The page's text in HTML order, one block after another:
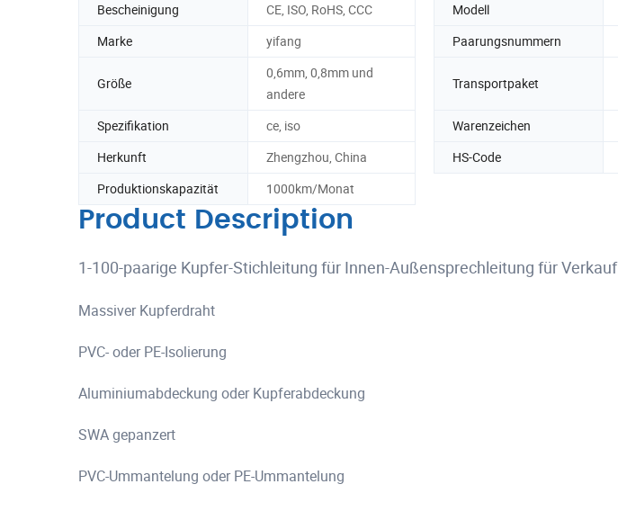
Bescheinigung
CE, ISO, RoHS, CCC Modell
Marke
yifang Paarungsnummern
Größe
0,6mm, 0,8mm und
andere
Transportpaket
Spezifikation
ce, iso Warenzeichen
Herkunft
Zhengzhou, China HS-Code
Produktionskapazität
1000km/Monat
Product Description
1-100-paarige Kupfer-Stichleitung für Innen-Außensprechleitung für Verkauf
Massiver Kupferdraht
PVC- oder PE-Isolierung
Aluminiumabdeckung oder Kupferabdeckung
SWA gepanzert
PVC-Ummantelung oder PE-Ummantelung